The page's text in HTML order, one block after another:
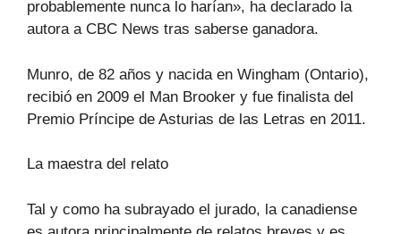
probablemente nunca lo harían», ha declarado la
autora a CBC News tras saberse ganadora.
Munro, de 82 años y nacida en Wingham (Ontario),
recibió en 2009 el Man Brooker y fue finalista del
Premio Príncipe de Asturias de las Letras en 2011.
La maestra del relato
Tal y como ha subrayado el jurado, la canadiense